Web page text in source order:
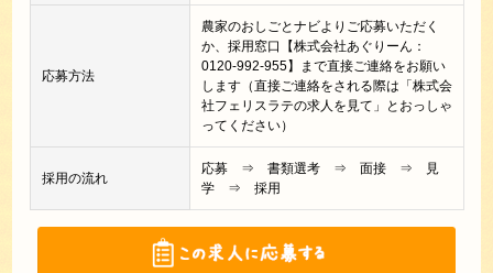
応募方法
農家のおしごとナビよりご応募いただく
か、採用窓口【株式会社あぐりーん：
0120-992-955】まで直接ご連絡をお願い
します（直接ご連絡をされる際は「株式会
社フェリスラテの求人を見て」とおっしゃ
ってください）
採用の流れ
応募 ⇒ 書類選考 ⇒ 面接 ⇒ 見
学 ⇒ 採用